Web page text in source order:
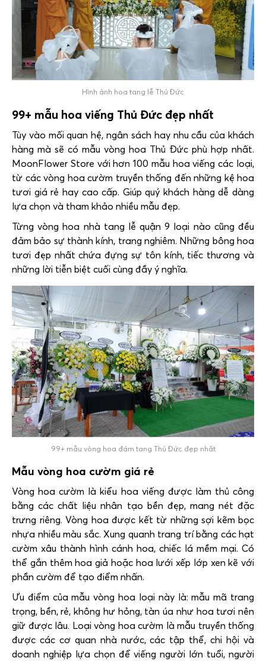
Hình ảnh hoa tang lễ Thủ Đức
99+ mẫu hoa viếng Thủ Đức đẹp nhất
Tùy vào mối quan hệ, ngân sách hay nhu cầu của khách
hàng mà sẽ có mẫu vòng hoa Thủ Đức phù hợp nhất.
MoonFlower Store với hơn 100 mẫu hoa viếng các loại,
từ các vòng hoa cườm truyền thống đến những kệ hoa
tươi giá rẻ hay cao cấp. Giúp quý khách hàng dễ dàng
lựa chọn và tham khảo nhiều mẫu đẹp.
Từng vòng hoa nhà tang lễ quận 9 loại nào cũng đều
đảm bảo sự thành kính, trang nghiêm. Những bông hoa
tươi đẹp nhất chứa đựng sự tôn kính, tiếc thương và
những lời tiễn biệt cuối cùng đầy ý nghĩa.
99+ mẫu vòng hoa đám tang Thủ Đức đẹp nhất
Mẫu vòng hoa cườm giá rẻ
Vòng hoa cườm là kiểu hoa viếng được làm thủ công
bằng các chất liệu nhân tạo bền đẹp, mang nét đặc
trưng riêng. Vòng hoa được kết từ những sợi kẽm bọc
nhựa nhiều màu sắc. Xung quanh trang trí bằng các hạt
cườm xâu thành hình cánh hoa, chiếc lá mềm mại. Có
thể gắn thêm hoa giả hoặc hoa lưới xếp lớp xen kẽ với
phần cườm để tạo điểm nhấn.
Ưu điểm của mẫu vòng hoa loại này là: mẫu mã trang
trọng, bền, rẻ, không hư hỏng, tàn úa như hoa tươi nên
giữ được lâu. Loại vòng hoa cườm là mẫu truyền thống
được các cơ quan nhà nước, các tập thể, chi hội và
doanh nghiệp lựa chọn để viếng người lớn tuổi, người